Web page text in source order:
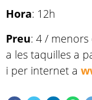
Hora: 12h
Preu: 4 /
a les taquilles a
i per internet a